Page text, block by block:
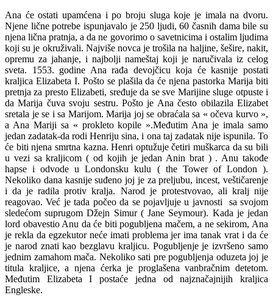
Ana će ostati upamćena i po broju sluga koje je imala na dvoru.
Njene lične potrebe ispunjavalo je 250 ljudi, 60 časnih dama bile su
njena lična pratnja, a da ne govorimo o savetnicima i ostalim ljudima
koji su je okruživali. Najviše novca je trošila na haljine, šešire, nakit,
opremu za jahanje, i najbolji nameštaj koji je naručivala iz celog
sveta. 1553. godine Ana rađa devojčicu koja će kasnije postati
kraljica Elizabeta I. Pošto se plašila da će njena pastorka Marija biti
pretnja za presto Elizabeti, sređuje da se sve Marijine sluge otpuste i
da Marija čuva svoju sestru. Pošto je Ana često obilazila Elizabet
sretala je se i sa Marijom. Marija joj se obraćala sa « očeva kurvo »,
a Ana Mariji sa « prokleto kopile ».Međutim Ana je imala samo
jedan zadatak-da rodi Henriju sina, i ona taj zadatak nije ispunila. To
će biti njena smrtna kazna. Henri optužuje četiri muškarca da su bili
u vezi sa kraljicom ( od kojih je jedan Anin brat ) . Anu takođe
hapse i odvode u Londonsku kulu ( the Tower of London ).
Nekoliko dana kasnije suđeno joj je za preljubu, incest, veštičarenje
i da je radila protiv kralja. Narod je protestvovao, ali kralj nije
reagovao. Već je tada počeo da se pojavljuje u javnosti sa svojom
sledećom suprugom Džejn Simur ( Jane Seymour). Kada je jedan
lord obavestio Anu da će biti pogubljena mačem, a ne sekirom, Ana
je rekla da egzekutor neće imati problema jer ima tanak vrat i da će
je narod znati kao bezglavu kraljicu. Pogubljenje je izvršeno samo
jednim zamahom mača. Nekoliko sati pre pogubljenja oduzeta joj je
titula kraljice, a njena ćerka je proglašena vanbračnim detetom.
Međutim Elizabeta I postaće jedna od najznačajnijih kraljica
Engleske.